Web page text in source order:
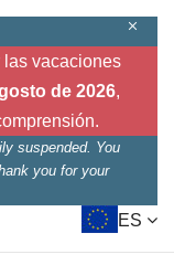
las vacaciones
de 2026,
suspended. You
you for your
ES